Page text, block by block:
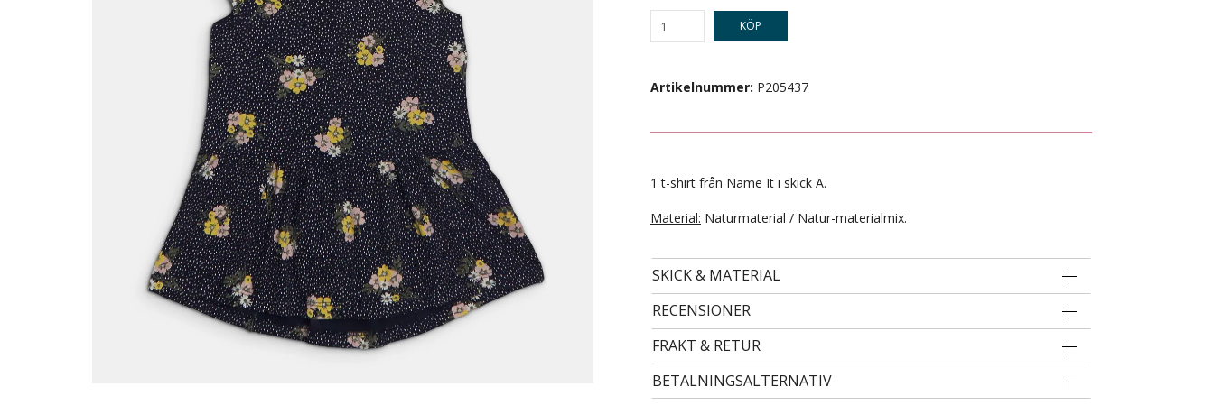
KÖP
Artikelnummer: P205437
1 t-shirt från Name It i skick A.
Material: Naturmaterial / Natur-materialmix.
SKICK & MATERIAL
RECENSIONER
FRAKT & RETUR
BETALNINGSALTERNATIV